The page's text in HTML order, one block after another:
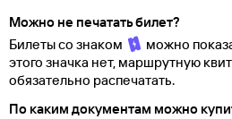
Можно не печатать билет?
Билеты со знаком
можно
этого значка нет, маршрутную
обязательно распечатать.
По каким документам можно